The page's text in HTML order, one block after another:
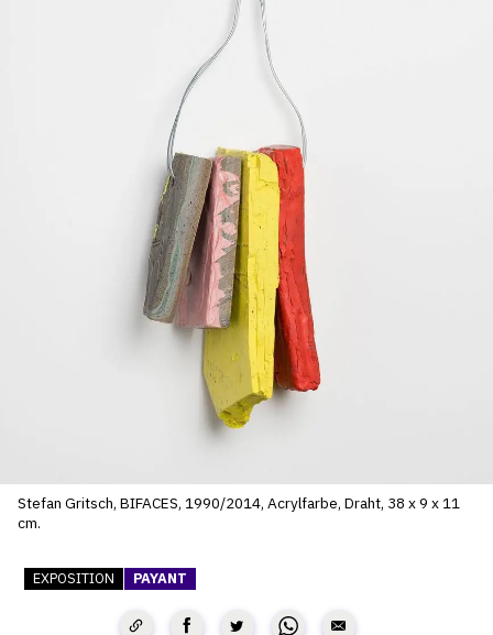
SERVICES
CRÉER SON CATALOGUE RAISONNÉ
ABONNEMENTS DÉDIÉS AUX GALERISTES
CRÉER SON SITE ARTISTE
CRÉER SON CATALOGUE D'EXPO
PUBLIER SES EXPOSITIONS
DEVENIR CONTRIBUTEUR
À PROPOS
L'ÉQUIPE OAM
À PROPOS D'OAM
Stefan Gritsch, BIFACES, 1990/2014, Acrylfarbe, Draht, 38 x 9 x 11
cm.
EXPOSITION PAYANT